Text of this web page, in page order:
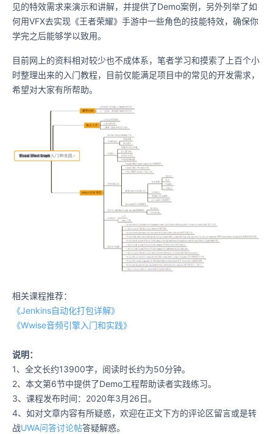
见的特效需求来演示和讲解，并提供了Demo案例，另外列举了如
何用VFX去实现《王者荣耀》手游中一些角色的技能特效，确保你
学完之后能够学以致用。
目前网上的资料相对较少也不成体系，笔者学习和摸索了上百个小
时整理出来的入门教程，目前仅能满足项目中的常见的开发需求，
希望对大家有所帮助。
相关课程推荐：
《Jenkins自动化打包详解》
《Wwise音频引擎入门和实践》
说明：
1、全文长约13900字，阅读时长约为50分钟。
2、本文第6节中提供了Demo工程帮助读者实践练习。
3、课程发布时间：2020年3月26日。
4、如对文章内容有所疑惑，欢迎在正文下方的评论区留言或是转
战UWA问答讨论帖答疑解惑。